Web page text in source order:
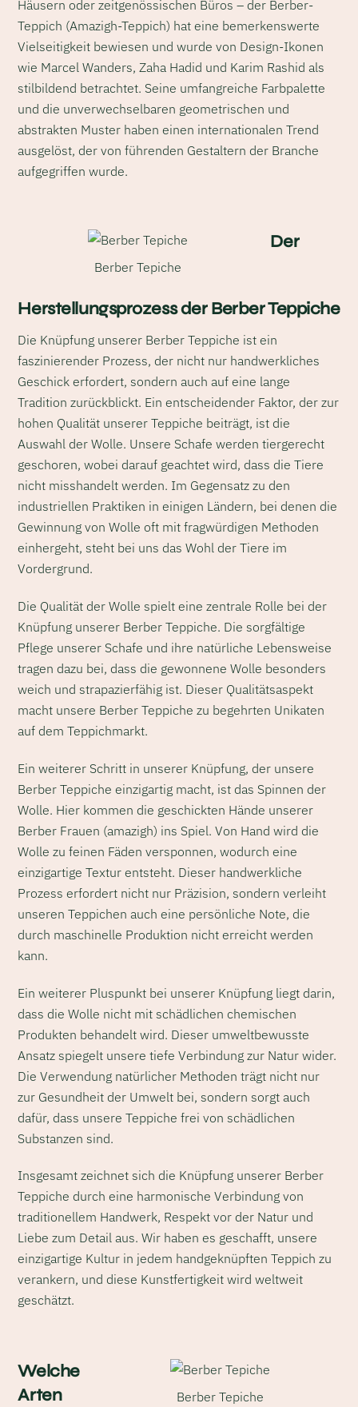
Häusern oder zeitgenössischen Büros – der Berber-
Teppich (Amazigh-Teppich) hat eine bemerkenswerte
Vielseitigkeit bewiesen und wurde von Design-Ikonen
wie Marcel Wanders, Zaha Hadid und Karim Rashid als
stilbildend betrachtet. Seine umfangreiche Farbpalette
und die unverwechselbaren geometrischen und
abstrakten Muster haben einen internationalen Trend
ausgelöst, der von führenden Gestaltern der Branche
aufgegriffen wurde.
Berber Tepiche
Der
Herstellungsprozess der Berber Teppiche
Die Knüpfung unserer Berber Teppiche ist ein
faszinierender Prozess, der nicht nur handwerkliches
Geschick erfordert, sondern auch auf eine lange
Tradition zurückblickt. Ein entscheidender Faktor, der zur
hohen Qualität unserer Teppiche beiträgt, ist die
Auswahl der Wolle. Unsere Schafe werden tiergerecht
geschoren, wobei darauf geachtet wird, dass die Tiere
nicht misshandelt werden. Im Gegensatz zu den
industriellen Praktiken in einigen Ländern, bei denen die
Gewinnung von Wolle oft mit fragwürdigen Methoden
einhergeht, steht bei uns das Wohl der Tiere im
Vordergrund.
Die Qualität der Wolle spielt eine zentrale Rolle bei der
Knüpfung unserer Berber Teppiche. Die sorgfältige
Pflege unserer Schafe und ihre natürliche Lebensweise
tragen dazu bei, dass die gewonnene Wolle besonders
weich und strapazierfähig ist. Dieser Qualitätsaspekt
macht unsere Berber Teppiche zu begehrten Unikaten
auf dem Teppichmarkt.
Ein weiterer Schritt in unserer Knüpfung, der unsere
Berber Teppiche einzigartig macht, ist das Spinnen der
Wolle. Hier kommen die geschickten Hände unserer
Berber Frauen (amazigh) ins Spiel. Von Hand wird die
Wolle zu feinen Fäden versponnen, wodurch eine
einzigartige Textur entsteht. Dieser handwerkliche
Prozess erfordert nicht nur Präzision, sondern verleiht
unseren Teppichen auch eine persönliche Note, die
durch maschinelle Produktion nicht erreicht werden
kann.
Ein weiterer Pluspunkt bei unserer Knüpfung liegt darin,
dass die Wolle nicht mit schädlichen chemischen
Produkten behandelt wird. Dieser umweltbewusste
Ansatz spiegelt unsere tiefe Verbindung zur Natur wider.
Die Verwendung natürlicher Methoden trägt nicht nur
zur Gesundheit der Umwelt bei, sondern sorgt auch
dafür, dass unsere Teppiche frei von schädlichen
Substanzen sind.
Insgesamt zeichnet sich die Knüpfung unserer Berber
Teppiche durch eine harmonische Verbindung von
traditionellem Handwerk, Respekt vor der Natur und
Liebe zum Detail aus. Wir haben es geschafft, unsere
einzigartige Kultur in jedem handgeknüpften Teppich zu
verankern, und diese Kunstfertigkeit wird weltweit
geschätzt.
Berber Tepiche
Welche
Arten